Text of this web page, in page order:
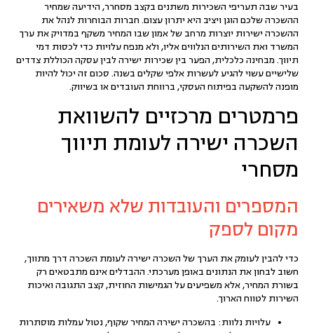
בעיר שבה תעריפי השכירות משתנים בקצב מסחרר, הידיעה שמחיר
ההשכרה שלכם הוגן ויציב היא יתרון עצום. חברות הבוחרות לנהל את
ההשכרה ישירות יוצרות מרחב של אמון שבו המחיר משקף במדויק את ערך
המשרד ואת השירותים הנלווים אליו, ולא מנפח עלויות כדי לכסות דמי
תיווך. מבחינה כלכלית, הפער בין שכירות ישירה לבין עסקה הכוללת צדדים
שלישיים עשוי להגיע לעשרות אלפי שקלים בשנה. סכום זה יכול להיות
מופנה להשקעה בפיתוח העסקי, ברווחת העובדים או בשיווק.
פרמטרים מרכזיים להשוואת
השכרה ישירה לעומת תיווך
מסחרי
המספרים והעובדות שלא משאירים
מקום לספק
כדי להבין לעומק את הערך של השכרה ישירה לעומת השכרה דרך מתווך,
חשוב לבחון את הנתונים באופן מערכתי. ההבדלים אינם מתבטאים רק
בשורת המחיר, אלא משפיעים על הגמישות החוזית, קצב התגובה ואיכות
השירות לטווח הארוך.
עלויות נלוות: בהשכרה ישירה המחיר שקוף, נטול עמלות מוסתרות